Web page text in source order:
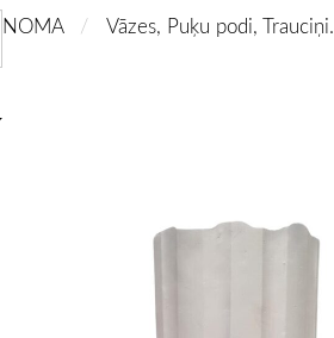
NOMA Vāzes, Puķu podi, Trauciņi.